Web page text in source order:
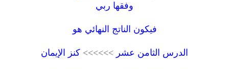
وفقها ربي
فيكون الناتج النهائي هو
الدرس الثامن عشر >>>>>> كنز الإيمان